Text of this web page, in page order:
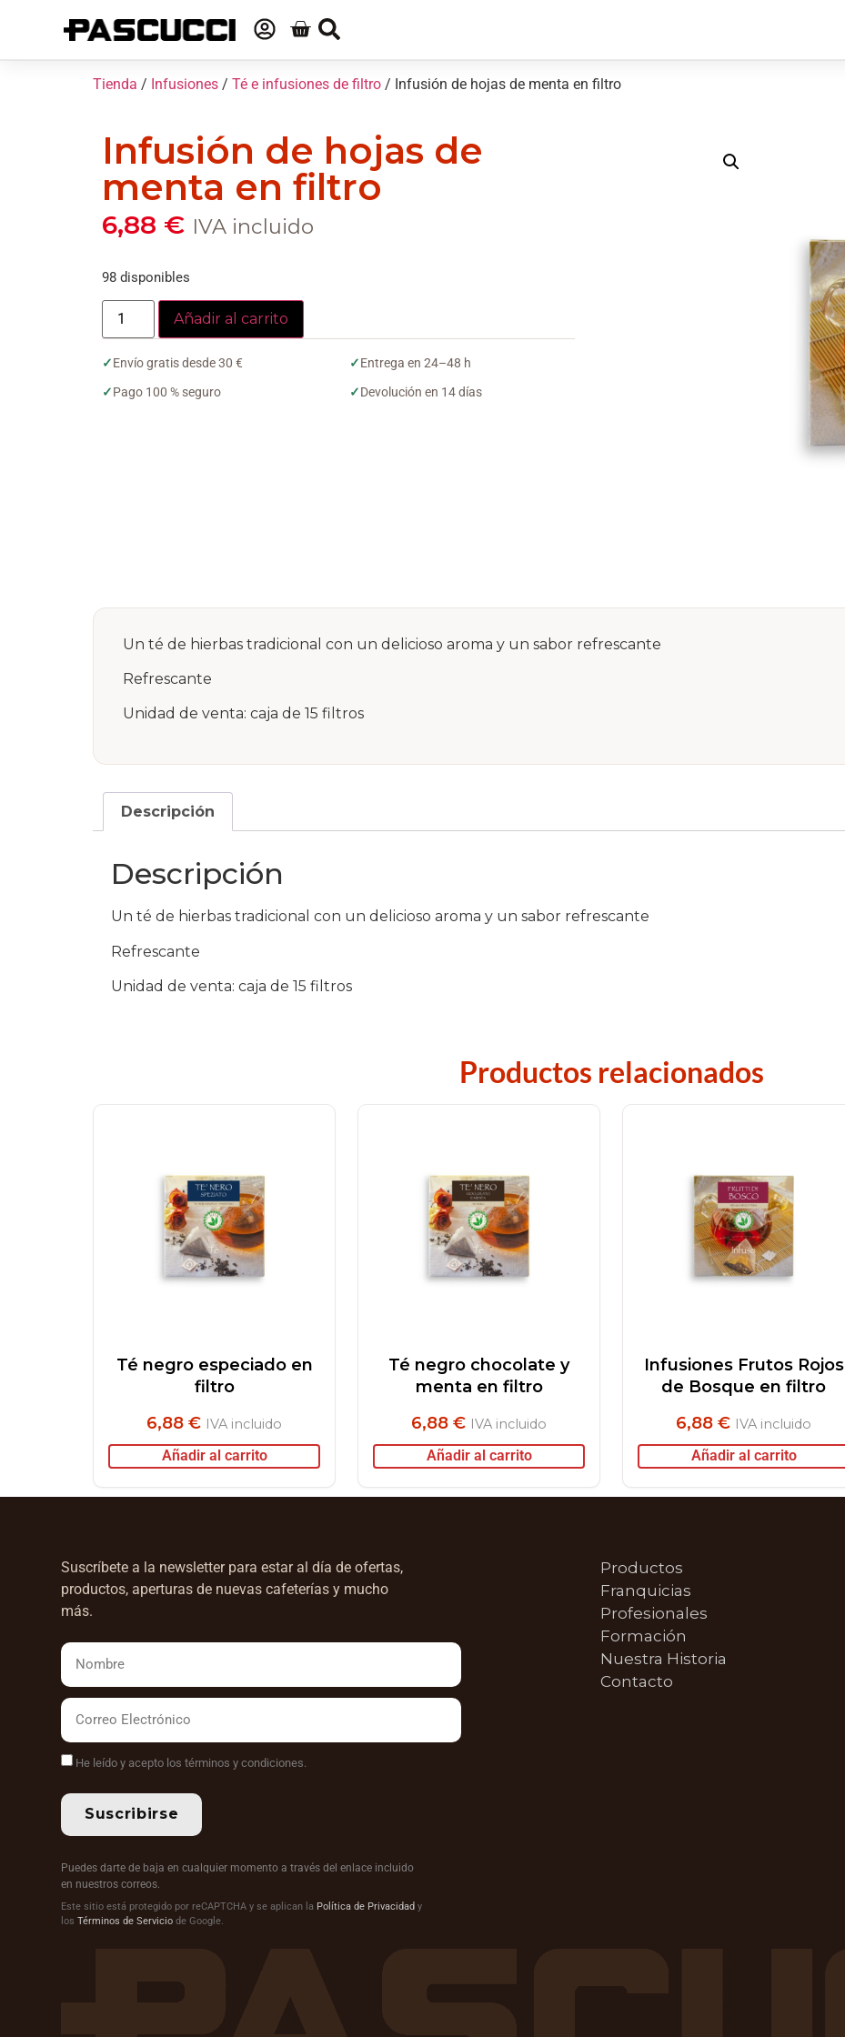
Tienda / Infusiones / Té e infusiones de filtro / Infusión de hojas de menta en filtro
Infusión de hojas de
menta en filtro
6,88 € IVA incluido
98 disponibles
Añadir al carrito
✓Envío gratis desde 30 € ✓Entrega en 24–48 h
✓Pago 100 % seguro ✓Devolución en 14 días
Un té de hierbas tradicional con un delicioso aroma y un sabor refrescante
Refrescante
Unidad de venta: caja de 15 filtros
Descripción
Descripción
Un té de hierbas tradicional con un delicioso aroma y un sabor refrescante
Refrescante
Unidad de venta: caja de 15 filtros
Productos relacionados
Té negro especiado en
filtro
6,88 € IVA incluido
Añadir al carrito
Té negro chocolate y
menta en filtro
6,88 € IVA incluido
Añadir al carrito
Infusiones Frutos Rojos
de Bosque en filtro
6,88 € IVA incluido
Añadir al carrito
Suscríbete a la newsletter para estar al día de ofertas,
productos, aperturas de nuevas cafeterías y mucho
más.
He leído y acepto los términos y condiciones.
Suscribirse
Puedes darte de baja en cualquier momento a través del enlace incluido
en nuestros correos.
Este sitio está protegido por reCAPTCHA y se aplican la Política de Privacidad y
losTérminos de Servicio de Google.
Productos
Franquicias
Profesionales
Formación
Nuestra Historia
Contacto